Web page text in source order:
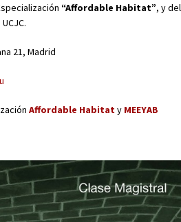
“Affordable Habitat”, y del
21, Madrid
Affordable Habitat y MEEYAB